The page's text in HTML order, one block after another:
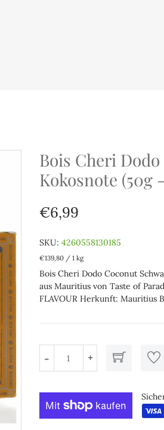
Bois Cheri
Kokosnote (50g
€6,99
SKU: 4260558130185
€139,80 / 1 kg
Bois Cheri Dodo Coconut
aus Mauritius von Taste of
FLAVOUR Herkunft: Mauritius
- +